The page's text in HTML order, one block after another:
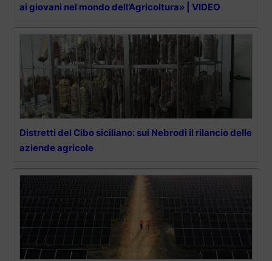
ai giovani nel mondo dell’Agricoltura» | VIDEO
Distretti del Cibo siciliano: sui Nebrodi il rilancio delle
aziende agricole